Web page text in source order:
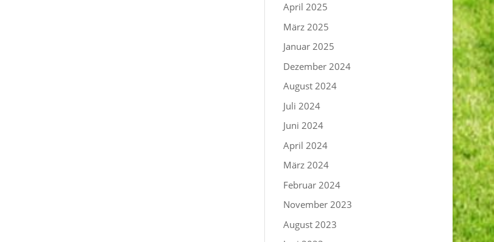
April 2025
März 2025
Januar 2025
Dezember 2024
August 2024
Juli 2024
Juni 2024
April 2024
März 2024
Februar 2024
November 2023
August 2023